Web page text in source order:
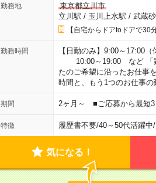
勤務地
東京都立川市
立川駅 / 玉川上水駅 / 武蔵
【自宅からドアtoドアで30
勤務時間
【日勤のみ】9:00～17:00
10:00～19:00 など 「家
たのご希望に沿ったお仕事
時間と、もう1つのお仕事
期間 2ヶ月～ ■ご応募から最短
特徴 履歴書不要/40～50代活躍中/
気になる！